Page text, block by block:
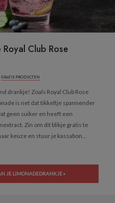
Club Rose
GRATIS PRODUCTEN
drankje! Zoals Royal Club Rose
is net dat tikkeltje spannender
geen suiker en heeft een
Zin om dit blikje gratis te
keuze en stuur je kassabon...
JE LIMONADEDRANKJE »